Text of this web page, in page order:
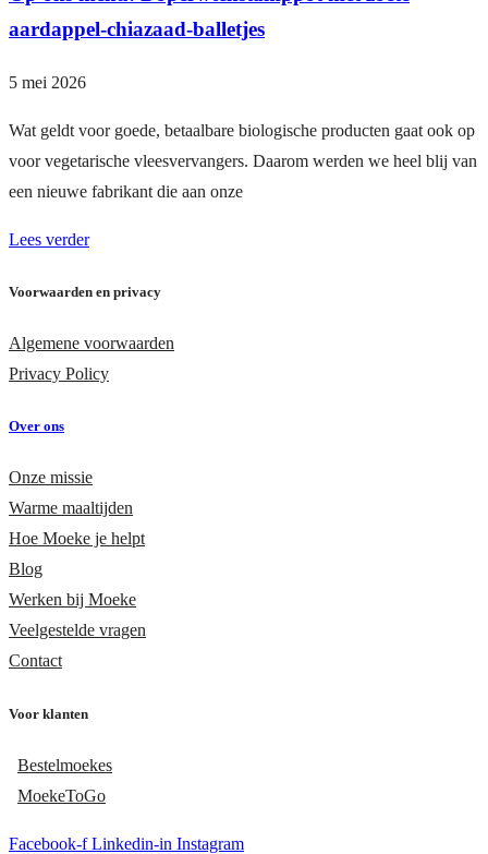
aardappel-chiazaad-balletjes
5 mei 2026
Wat geldt voor goede, betaalbare biologische producten gaat ook op
voor vegetarische vleesvervangers. Daarom werden we heel blij van
een nieuwe fabrikant die aan onze
Lees verder
Voorwaarden en privacy
Algemene voorwaarden
Privacy Policy
Over ons
Onze missie
Warme maaltijden
Hoe Moeke je helpt
Blog
Werken bij Moeke
Veelgestelde vragen
Contact
Voor klanten
Bestelmoekes
MoekeToGo
Facebook-f Linkedin-in Instagram